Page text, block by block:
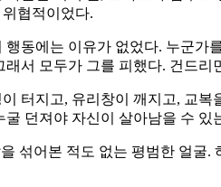
협적이었다.
동에는 이유가 없었다. 누군
서 모두가 그를 피했다. 건드리
터지고, 유리창이 깨지고, 교
던져야 자신이 살아남을 수 있
섞어본 적도 없는 평범한 얼굴